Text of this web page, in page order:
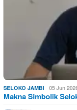
SELOKO JAMBI 05 Jun
Makna Simbolik